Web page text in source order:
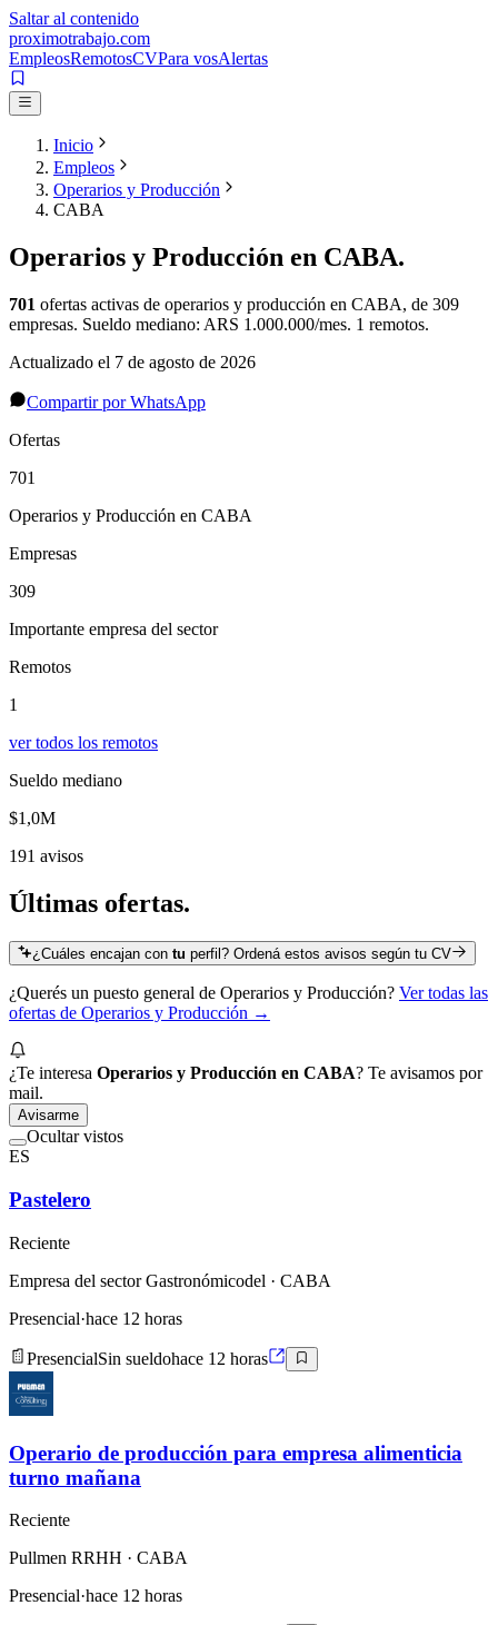
Saltar al contenido
proximotrabajo.com
EmpleosRemotosCVPara vosAlertas
Inicio
Empleos
Operarios y Producción
CABA
Operarios y Producción en CABA.
701 ofertas activas de operarios y producción en CABA, de 309
empresas. Sueldo mediano: ARS 1.000.000/mes. 1 remotos.
Actualizado el 7 de agosto de 2026
Compartir por WhatsApp
Ofertas
701
Operarios y Producción en CABA
Empresas
309
Importante empresa del sector
Remotos
1
ver todos los remotos
Sueldo mediano
$1,0M
191 avisos
Últimas ofertas.
¿Cuáles encajan contu perfil? Ordená estos avisos según tu CV
¿Querés un puesto general de Operarios y Producción? Ver todas las
ofertas de Operarios y Producción →
¿Te interesa Operarios y Producción en CABA? Te avisamos por
mail.
Avisarme
Ocultar vistos
ES
Pastelero
Reciente
Empresa del sector Gastronómicodel · CABA
Presencial·hace 12 horas
PresencialSin sueldohace 12 horas
Operario de producción para empresa alimenticia
turno mañana
Reciente
Pullmen RRHH · CABA
Presencial·hace 12 horas